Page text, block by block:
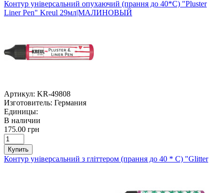
Контур універсальний опухаючий (прання до 40*С) "Pluster
Liner Pen" Kreul 29мл|МАЛИНОВЫЙ
Артикул: KR-49808
Изготовитель: Германия
Единицы:
В наличии
175.00 грн
Купить
Контур універсальний з гліттером (прання до 40 * С) "Glitter